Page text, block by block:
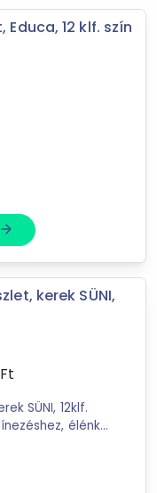
12 klf. szín
arrow_forward
kerek SÜNI,
Ft
SÜNI, 12klf.